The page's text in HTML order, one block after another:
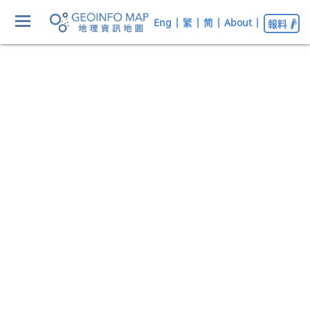
Eng | 繁 | 简 | About | 報料